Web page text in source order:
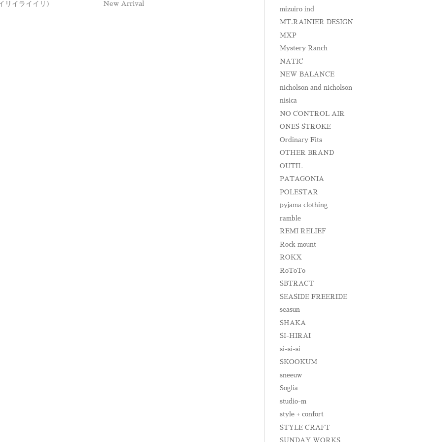
リイライイリ)
New Arrival
mizuiro ind
MT.RAINIER DESIGN
MXP
Mystery Ranch
NATIC
NEW BALANCE
nicholson and nicholson
nisica
NO CONTROL AIR
ONES STROKE
Ordinary Fits
OTHER BRAND
OUTIL
PATAGONIA
POLESTAR
pyjama clothing
ramble
REMI RELIEF
Rock mount
ROKX
RoToTo
SBTRACT
SEASIDE FREERIDE
seasun
SHAKA
SI-HIRAI
si-si-si
SKOOKUM
sneeuw
Soglia
studio-m
style + confort
STYLE CRAFT
SUNDAY WORKS